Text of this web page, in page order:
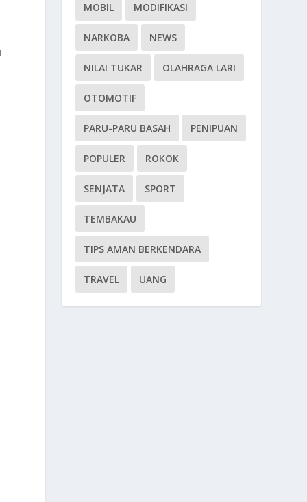
MOBIL MODIFIKASI
NARKOBA NEWS
NILAI TUKAR OLAHRAGA LARI
OTOMOTIF
PARU-PARU BASAH PENIPUAN
POPULER ROKOK
SENJATA SPORT
TEMBAKAU
TIPS AMAN BERKENDARA
TRAVEL UANG